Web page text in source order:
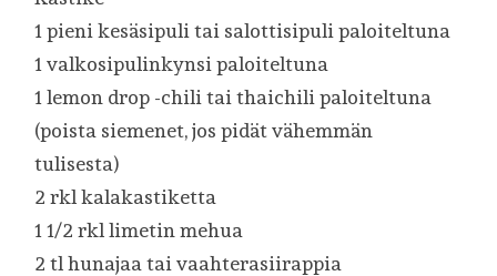
1 pieni kesäsipuli tai salottisipuli paloiteltuna
1 valkosipulinkynsi paloiteltuna
1 lemon drop -chili tai thaichili paloiteltuna
(poista siemenet, jos pidät vähemmän
tulisesta)
2 rkl kalakastiketta
1 1/2 rkl limetin mehua
2 tl hunajaa tai vaahterasiirappia